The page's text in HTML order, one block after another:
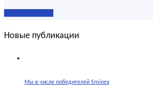
Новые публикации
Мы в числе победителей Sminex